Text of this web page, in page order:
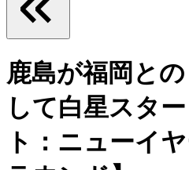
鹿島が福岡と
して白星スタ
ト：ニューイ